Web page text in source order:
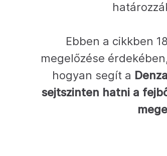
Ebben a cikkben
megelőzése
hogyan segít a
sejtszinten hatni a